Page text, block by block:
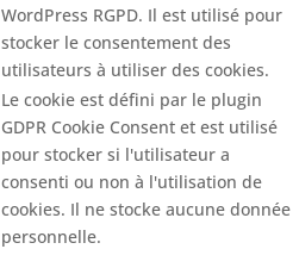
WordPress RGPD. Il est utilisé pour
stocker le consentement des
utilisateurs à utiliser des cookies.
Le cookie est défini par le plugin
GDPR Cookie Consent et est utilisé
pour stocker si l'utilisateur a
consenti ou non à l'utilisation de
cookies. Il ne stocke aucune donnée
personnelle.